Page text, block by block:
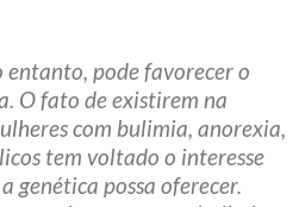
entanto, pode favorecer o
O fato de existirem na
com bulimia, anorexia,
tem voltado o interesse
genética possa oferecer.